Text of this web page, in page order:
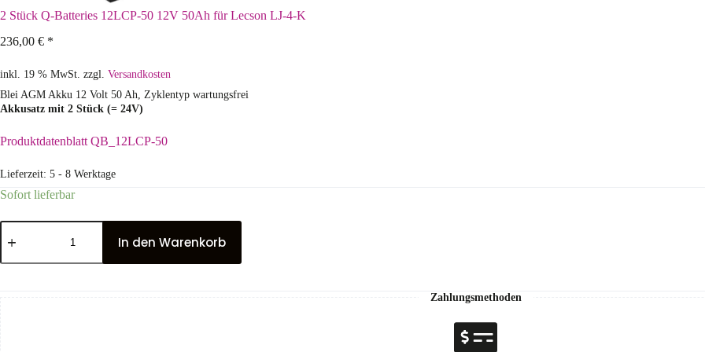
2 Stück Q-Batteries 12LCP-50 12V 50Ah für Lecson LJ-4-K
236,00 € *
inkl. 19 % MwSt. zzgl. Versandkosten
Blei AGM Akku 12 Volt 50 Ah, Zyklentyp wartungsfrei
Akkusatz mit 2 Stück (= 24V)
Produktdatenblatt QB_12LCP-50
Lieferzeit: 5 - 8 Werktage
Sofort lieferbar
In den Warenkorb
Zahlungsmethoden